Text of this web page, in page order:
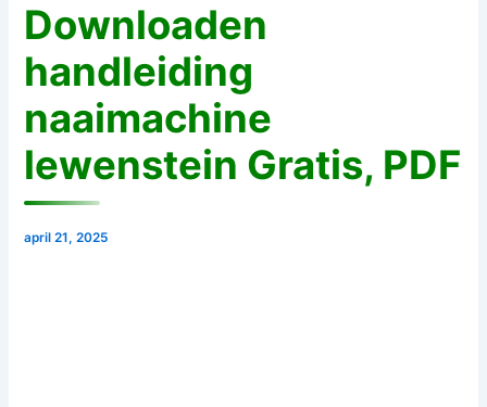
Downloaden
handleiding
naaimachine
lewenstein Gratis, PDF
april 21, 2025